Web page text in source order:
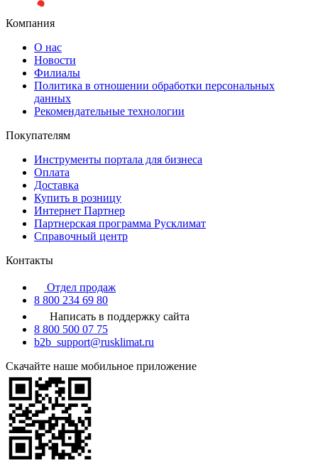
Компания
О нас
Новости
Филиалы
Политика в отношении обработки персональных
данных
Рекомендательные технологии
Покупателям
Инструменты портала для бизнеса
Оплата
Доставка
Купить в розницу
Интернет Партнер
Партнерская программа Русклимат
Справочный центр
Контакты
Отдел продаж
8 800 234 69 80
Написать в поддержку сайта
8 800 500 07 75
b2b_support@rusklimat.ru
Скачайте наше мобильное приложение